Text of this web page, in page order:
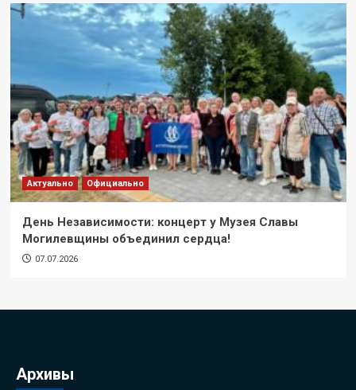
Актуально Официально
День Независимости: концерт у Музея Славы
Могилевщины объединил сердца!
07.07.2026
Архивы